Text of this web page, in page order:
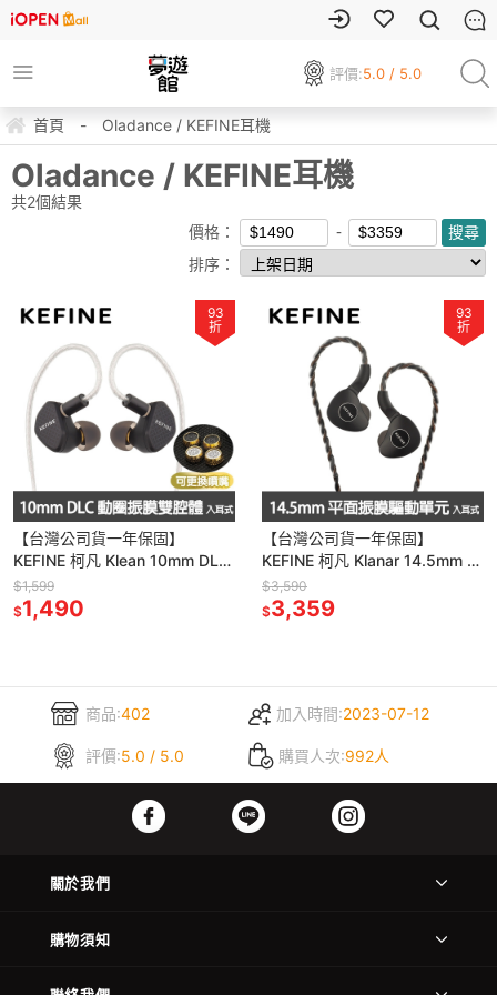
評價:5.0 / 5.0
首頁 - Oladance / KEFINE耳機
Oladance / KEFINE耳機
共2個結果
價格：
排序：
93
折
【台灣公司貨一年保固】
KEFINE 柯凡 Klean 10mm DLC
動圈振膜 雙腔驅動 入耳式耳機
$1,599
$1,490
93
折
【台灣公司貨一年保固】
KEFINE 柯凡 Klanar 14.5mm 平
面振膜驅動單元 入耳式耳機
$3,590
$3,359
商品:402 加入時間:2023-07-12
評價:5.0 / 5.0 購買人次:992人
關於我們
購物須知